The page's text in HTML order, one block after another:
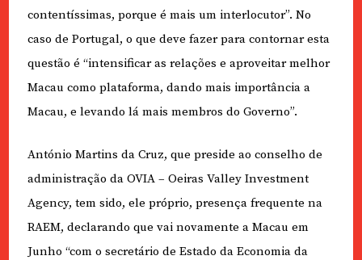
contentíssimas, porque é mais um interlocutor”. No
caso de Portugal, o que deve fazer para contornar esta
questão é “intensificar as relações e aproveitar melhor
Macau como plataforma, dando mais importância a
Macau, e levando lá mais membros do Governo”.
António Martins da Cruz, que preside ao conselho de
administração da OVIA – Oeiras Valley Investment
Agency, tem sido, ele próprio, presença frequente na
RAEM, declarando que vai novamente a Macau em
Junho “com o secretário de Estado da Economia da